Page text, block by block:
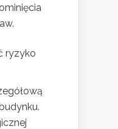
ryzyko